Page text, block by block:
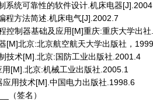
系统可靠性的软件设计.机床电器
程方法简述.机床电气[J].2002.7
控制器基础及应用[M]重庆:重庆大学出
[M]北京:北京航空航天大学出版社，
技术[M].北京:国防工业出版社.2001.4
[M].北京:机械工业出版社.2005.1
用技术[M].中国电力出版社.1998.6
（签名）